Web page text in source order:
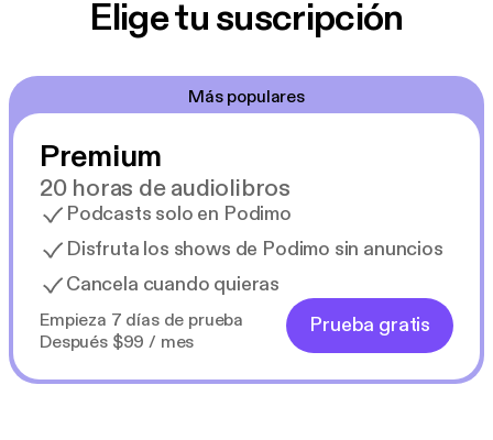
Elige tu suscripción
Más populares
Premium
20 horas de audiolibros
Podcasts solo en Podimo
Disfruta los shows de Podimo sin anuncios
Cancela cuando quieras
Empieza 7 días de prueba
Después $99 / mes
Prueba gratis